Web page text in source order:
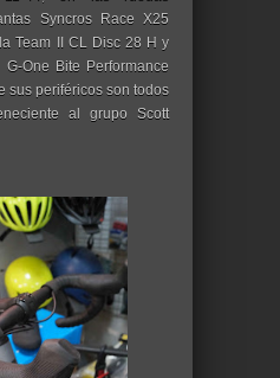
Syncros Race X25
Team II CL Disc 28 H y
One Bite Performance
sus periféricos son todos
al grupo Scott